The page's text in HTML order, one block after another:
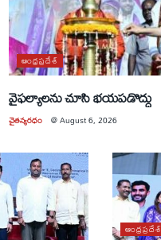
ఆంధ్రప్రదేశ్
వైఫల్యాలను చూసి భయపడొద్దు
చైతన్యరధం @August 6, 2026
ఆంధ్రప్రదేశ్